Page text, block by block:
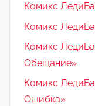
Комикс
Комикс
Комикс
Обещание»
Комикс
Ошибка»